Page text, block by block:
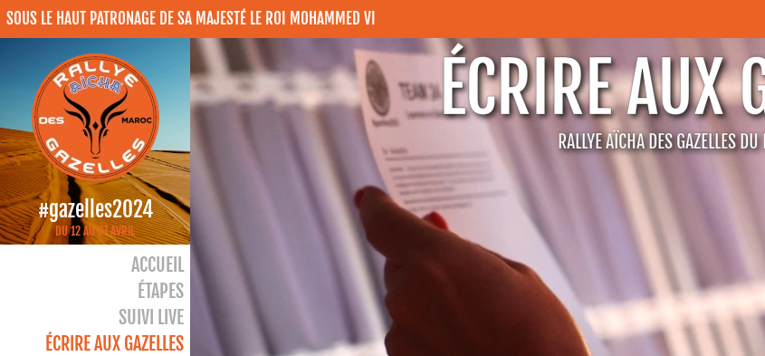
SOUS LE HAUT PATRONAGE DE SA MAJESTÉ LE ROI MOHAMMED VI
#gazelles2024
DU 12 AU 27 AVRIL
ACCUEIL
ÉTAPES
SUIVI LIVE
ÉCRIRE AUX GAZELLES
ÉCRIRE AUX
RALLYE AÏCHA DES GAZELLES